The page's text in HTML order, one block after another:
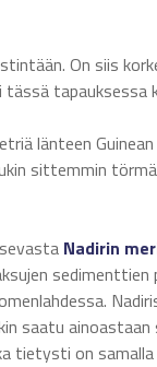
On siis
tässä
länteen
sittemmin
Nadirin
sedimenttien
saatu
on samalla